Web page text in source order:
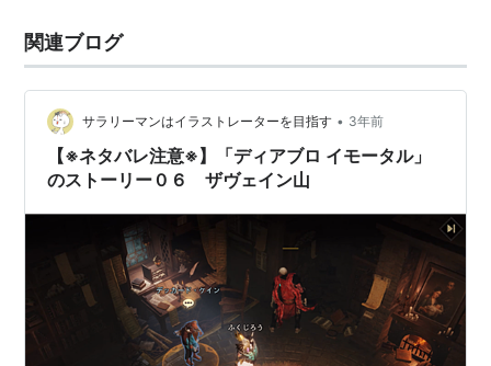
関連ブログ
サラリーマンはイラストレーターを目指す • 3年前
【※ネタバレ注意※】「ディアブロ イモータル」
のストーリー０６ ザヴェイン山